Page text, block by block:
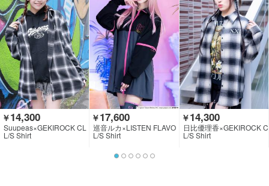
￥14,300
Suupeas×GEKIROCK CL
OTHING
L/S Shirt
￥17,600
巡音ルカ×LISTEN FLAVO
R
L/S Shirt
￥14,300
日比優理香×GEKIROCK C
LOTHING
L/S Shirt